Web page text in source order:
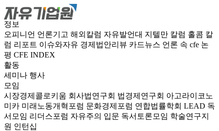
정보
오피니언 언론기고 해외칼럼 자유발언대 지텔만 칼럼 홀콤 칼
럼 리포트 이슈와자유 경제법안리뷰 카드뉴스 언론 속 cfe 논
평 CFE INDEX
활동
세미나 행사
모임
시장경제콜로키움 회사법연구회 법경제연구회 아고라이코노
미카 미래노동개혁포럼 문화경제포럼 연합법률학회 LEAD 독
서모임 리더스포럼 자유주의 입문 독서토론모임 학술연구지
원 인턴십